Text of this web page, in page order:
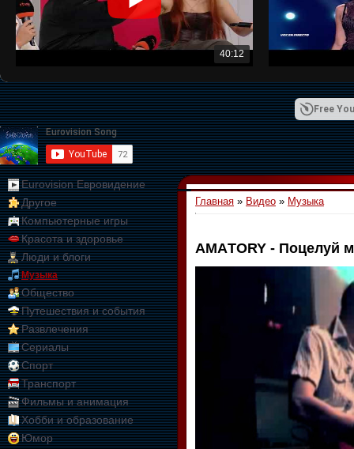
40:12
Free
Eurovision Евровидение
Другое
Компьютерные игры
Красота и здоровье
Люди и блоги
Музыка
Общество
Путешествия и события
Развлечения
Сериалы
Спорт
Транспорт
Фильмы и анимация
Хобби и образование
Юмор
Главная » Видео » Музыка
АМAТОRY - Поцелуй